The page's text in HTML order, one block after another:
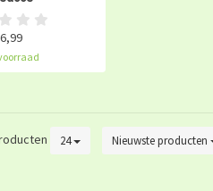
24 Nieuwste producten